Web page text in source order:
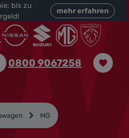
bis zu
mehr erfahren
0800 9067258
MG